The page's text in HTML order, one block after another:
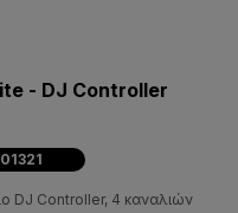
- DJ Controller
DJ Controller, 4 καναλιών